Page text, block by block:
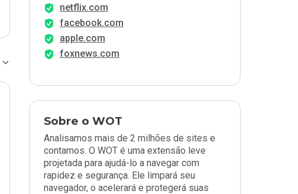
netflix.com
facebook.com
apple.com
foxnews.com
Sobre o WOT
Analisamos mais de 2 milhões de sites e
contamos. O WOT é uma extensão leve
projetada para ajudá-lo a navegar com
rapidez e segurança. Ele limpará seu
navegador, o acelerará e protegerá suas